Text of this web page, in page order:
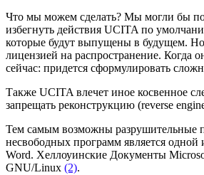
Что мы можем сделать? Мы могли бы
избегнуть действия UCITA по
которые будут выпущены в будущем.
лицензией на распространение.
сейчас: придется сформулировать
Также UCITA влечет иное косвенное
запрещать реконструкцию (reverse
Тем самым возможны разрушительные
несвободных программ является одной
Word. Хеллоуинские Документы
GNU/Linux (2).